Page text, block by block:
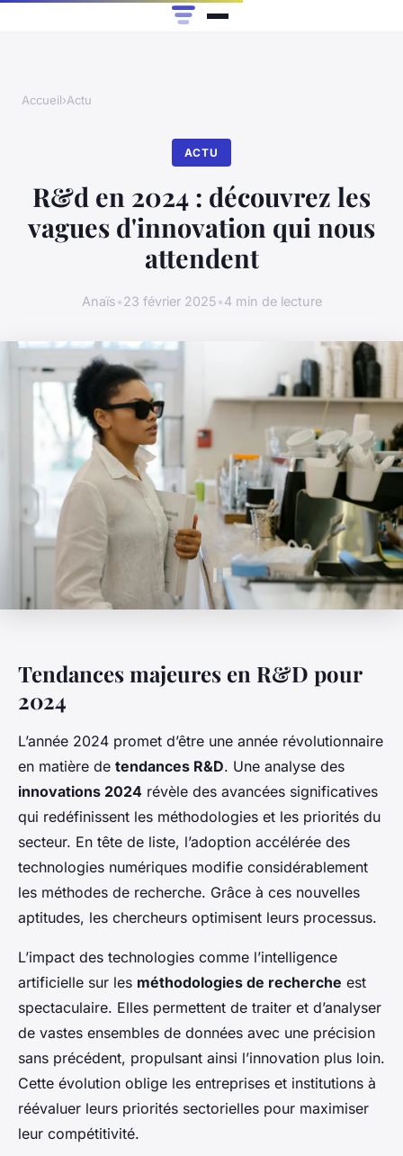
Accueil›Actu
ACTU
R&d en 2024 : découvrez les
vagues d'innovation qui nous
attendent
Anaïs•23 février 2025•4 min de lecture
Tendances majeures en R&D pour
2024
L’année 2024 promet d’être une année révolutionnaire
en matière de tendances R&D. Une analyse des
innovations 2024 révèle des avancées significatives
qui redéfinissent les méthodologies et les priorités du
secteur. En tête de liste, l’adoption accélérée des
technologies numériques modifie considérablement
les méthodes de recherche. Grâce à ces nouvelles
aptitudes, les chercheurs optimisent leurs processus.
L’impact des technologies comme l’intelligence
artificielle sur les méthodologies de recherche est
spectaculaire. Elles permettent de traiter et d’analyser
de vastes ensembles de données avec une précision
sans précédent, propulsant ainsi l’innovation plus loin.
Cette évolution oblige les entreprises et institutions à
réévaluer leurs priorités sectorielles pour maximiser
leur compétitivité.